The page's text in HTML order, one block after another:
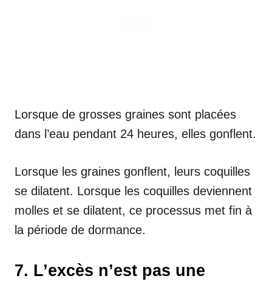
Lorsque de grosses graines sont placées
dans l’eau pendant 24 heures, elles gonflent.
Lorsque les graines gonflent, leurs coquilles
se dilatent. Lorsque les coquilles deviennent
molles et se dilatent, ce processus met fin à
la période de dormance.
7. L’excès n’est pas une